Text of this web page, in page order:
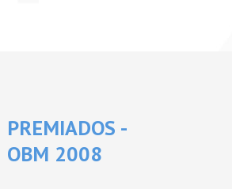
PREMIADOS -
OBM 2008